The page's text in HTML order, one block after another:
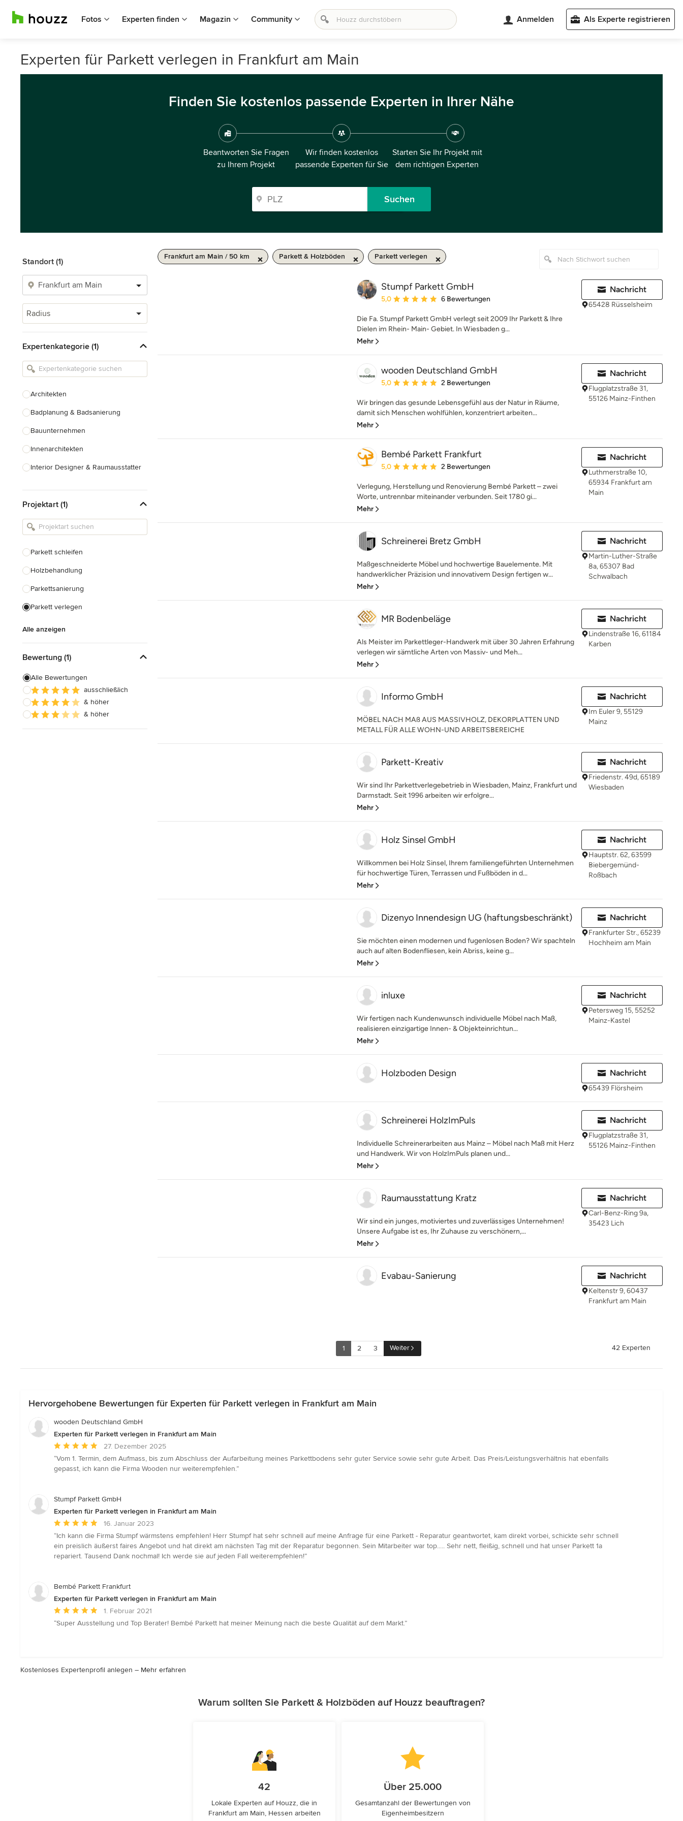
Fotos Experten finden Magazin Community Anmelden Als Experte registrieren
Experten für Parkett verlegen in Frankfurt am Main
Finden Sie kostenlos passende Experten in Ihrer Nähe
Beantworten Sie Fragen
zu Ihrem Projekt
Wir finden kostenlos
passende Experten für Sie
Starten Sie Ihr Projekt mit
dem richtigen Experten
Suchen
Standort (1)
Radius
Expertenkategorie (1)
Architekten
Badplanung & Badsanierung
Bauunternehmen
Innenarchitekten
Interior Designer & Raumausstatter
Landschaftsarchitekten
Armaturen & Sanitärbedarf
Projektart (1)
Parkett schleifen
Holzbehandlung
Parkettsanierung
Parkett verlegen
Alle anzeigen
Bewertung (1)
Alle Bewertungen
ausschließlich
& höher
& höher
Frankfurt am Main / 50 km Parkett & Holzböden Parkett verlegen
Stumpf Parkett GmbH
Durchschnittliche Bewertung: 5 von 5 Sternen
5,0 6 Bewertungen
Die Fa. Stumpf Parkett GmbH verlegt seit 2009 Ihr Parkett & Ihre
Dielen im Rhein- Main- Gebiet. In Wiesbaden g...
Mehr
Nachricht
65428 Rüsselsheim
wooden Deutschland GmbH
Durchschnittliche Bewertung: 5 von 5 Sternen
5,0 2 Bewertungen
Wir bringen das gesunde Lebensgefühl aus der Natur in Räume,
damit sich Menschen wohlfühlen, konzentriert arbeiten...
Mehr
Nachricht
Flugplatzstraße 31,
55126 Mainz-Finthen
Bembé Parkett Frankfurt
Durchschnittliche Bewertung: 5 von 5 Sternen
5,0 2 Bewertungen
Verlegung, Herstellung und Renovierung Bembé Parkett – zwei
Worte, untrennbar miteinander verbunden. Seit 1780 gi...
Mehr
Nachricht
Luthmerstraße 10,
65934 Frankfurt am
Main
Schreinerei Bretz GmbH
Maßgeschneiderte Möbel und hochwertige Bauelemente. Mit
handwerklicher Präzision und innovativem Design fertigen w...
Mehr
Nachricht
Martin-Luther-Straße
8a, 65307 Bad
Schwalbach
MR Bodenbeläge
Als Meister im Parkettleger-Handwerk mit über 30 Jahren Erfahrung
verlegen wir sämtliche Arten von Massiv- und Meh...
Mehr
Nachricht
Lindenstraße 16, 61184
Karben
Informo GmbH
MÖBEL NACH MAß AUS MASSIVHOLZ, DEKORPLATTEN UND
METALL FÜR ALLE WOHN-UND ARBEITSBEREICHE
Nachricht
Im Euler 9, 55129
Mainz
Parkett-Kreativ
Wir sind Ihr Parkettverlegebetrieb in Wiesbaden, Mainz, Frankfurt und
Darmstadt. Seit 1996 arbeiten wir erfolgre...
Mehr
Nachricht
Friedenstr. 49d, 65189
Wiesbaden
Holz Sinsel GmbH
Willkommen bei Holz Sinsel, Ihrem familiengeführten Unternehmen
für hochwertige Türen, Terrassen und Fußböden in d...
Mehr
Nachricht
Hauptstr. 62, 63599
Biebergemünd-
Roßbach
Dizenyo Innendesign UG (haftungsbeschränkt)
Sie möchten einen modernen und fugenlosen Boden? Wir spachteln
auch auf alten Bodenfliesen, kein Abriss, keine g...
Mehr
Nachricht
Frankfurter Str., 65239
Hochheim am Main
inluxe
Wir fertigen nach Kundenwunsch individuelle Möbel nach Maß,
realisieren einzigartige Innen- & Objekteinrichtun...
Mehr
Nachricht
Petersweg 15, 55252
Mainz-Kastel
Holzboden Design Nachricht
65439 Flörsheim
Schreinerei HolzImPuls
Individuelle Schreinerarbeiten aus Mainz – Möbel nach Maß mit Herz
und Handwerk. Wir von HolzImPuls planen und...
Mehr
Nachricht
Flugplatzstraße 31,
55126 Mainz-Finthen
Raumausstattung Kratz
Wir sind ein junges, motiviertes und zuverlässiges Unternehmen!
Unsere Aufgabe ist es, Ihr Zuhause zu verschönern,...
Mehr
Nachricht
Carl-Benz-Ring 9a,
35423 Lich
Evabau-Sanierung Nachricht
Keltenstr 9, 60437
Frankfurt am Main
1 2 3 Weiter 42 Experten
Hervorgehobene Bewertungen für Experten für Parkett verlegen in Frankfurt am Main
wooden Deutschland GmbH
Experten für Parkett verlegen in Frankfurt am Main
Durchschnittliche
Bewertung:
5
Sternen
27. Dezember 2025
“Vom 1. Termin, dem Aufmass, bis zum Abschluss der Aufarbeitung meines Parkettbodens sehr guter Service sowie sehr gute Arbeit. Das Preis/Leistungsverhältnis hat ebenfalls
gepasst, ich kann die Firma Wooden nur weiterempfehlen.”
Stumpf Parkett GmbH
Experten für Parkett verlegen in Frankfurt am Main
Durchschnittliche
Bewertung:
5
von
16. Januar 2023
“Ich kann die Firma Stumpf wärmstens empfehlen! Herr Stumpf hat sehr schnell auf meine Anfrage für eine Parkett - Reparatur geantwortet, kam direkt vorbei, schickte sehr schnell
ein preislich äußerst faires Angebot und hat direkt am nächsten Tag mit der Reparatur begonnen. Sein Mitarbeiter war top..... Sehr nett, fleißig, schnell und hat unser Parkett 1a
repariert. Tausend Dank nochmal! Ich werde sie auf jeden Fall weiterempfehlen!”
Bembé Parkett Frankfurt
Experten für Parkett verlegen in Frankfurt am Main
Durchschnittliche
Bewertung:
1. Februar 2021
“Super Ausstellung und Top Berater! Bembé Parkett hat meiner Meinung nach die beste Qualität auf dem Markt.”
Kostenloses Expertenprofil anlegen – Mehr erfahren
Warum sollten Sie Parkett & Holzböden auf Houzz beauftragen?
42
Lokale Experten auf Houzz, die in
Frankfurt am Main, Hessen arbeiten
Über 25.000
Gesamtanzahl der Bewertungen von
Eigenheimbesitzern